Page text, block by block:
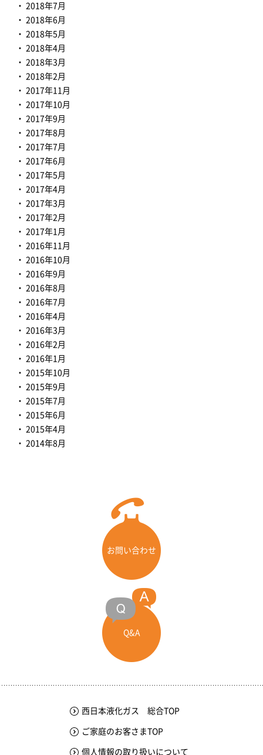
2018年7月
2018年6月
2018年5月
2018年4月
2018年3月
2018年2月
2017年11月
2017年10月
2017年9月
2017年8月
2017年7月
2017年6月
2017年5月
2017年4月
2017年3月
2017年2月
2017年1月
2016年11月
2016年10月
2016年9月
2016年8月
2016年7月
2016年4月
2016年3月
2016年2月
2016年1月
2015年10月
2015年9月
2015年7月
2015年6月
2015年4月
2014年8月
お問い合わせ
Q&A
西日本液化ガス 総合TOP
ご家庭のお客さまTOP
個人情報の取り扱いについて